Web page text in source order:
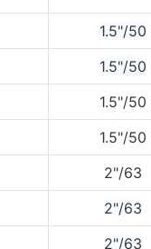
1.5"/50
1.5"/50
1.5"/50
1.5"/50
2"/63
2"/63
2"/63